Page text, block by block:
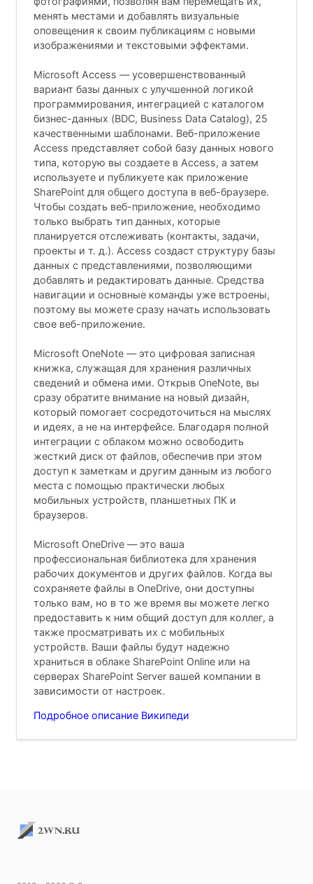
менять местами и добавлять визуальные
оповещения к своим публикациям с новыми
изображениями и текстовыми эффектами.
Microsoft Access — усовершенствованный
вариант базы данных с улучшенной логикой
программирования, интеграцией с каталогом
бизнес-данных (BDC, Business Data Catalog), 25
качественными шаблонами. Веб-приложение
Access представляет собой базу данных нового
типа, которую вы создаете в Access, а затем
используете и публикуете как приложение
SharePoint для общего доступа в веб-браузере.
Чтобы создать веб-приложение, необходимо
только выбрать тип данных, которые
планируется отслеживать (контакты, задачи,
проекты и т. д.). Access создаст структуру базы
данных с представлениями, позволяющими
добавлять и редактировать данные. Средства
навигации и основные команды уже встроены,
поэтому вы можете сразу начать использовать
свое веб-приложение.
Microsoft OneNote — это цифровая записная
книжка, служащая для хранения различных
сведений и обмена ими. Открыв OneNote, вы
сразу обратите внимание на новый дизайн,
который помогает сосредоточиться на мыслях
и идеях, а не на интерфейсе. Благодаря полной
интеграции с облаком можно освободить
жесткий диск от файлов, обеспечив при этом
доступ к заметкам и другим данным из любого
места с помощью практически любых
мобильных устройств, планшетных ПК и
браузеров.
Microsoft OneDrive — это ваша
профессиональная библиотека для хранения
рабочих документов и других файлов. Когда вы
сохраняете файлы в OneDrive, они доступны
только вам, но в то же время вы можете легко
предоставить к ним общий доступ для коллег, а
также просматривать их с мобильных
устройств. Ваши файлы будут надежно
храниться в облаке SharePoint Online или на
серверах SharePoint Server вашей компании в
зависимости от настроек.
Подробное описание Википеди